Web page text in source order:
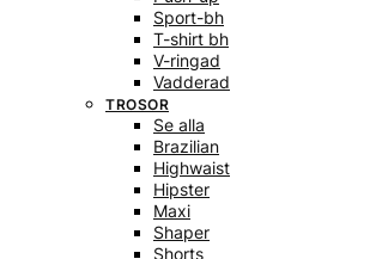
Sport-bh
T-shirt bh
V-ringad
Vadderad
TROSOR
Se alla
Brazilian
Highwaist
Hipster
Maxi
Shaper
Shorts